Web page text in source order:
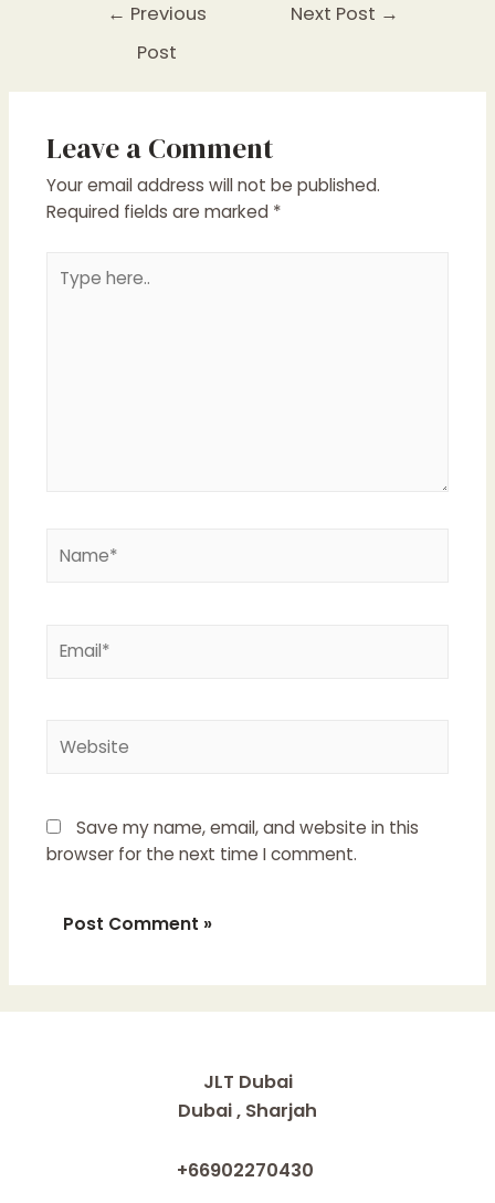
← Previous
Post
Next Post →
Leave a Comment
Your email address will not be published.
Required fields are marked *
here..
Save my name, email, and website in this
browser for the next time I comment.
JLT Dubai
Dubai , Sharjah
+66902270430